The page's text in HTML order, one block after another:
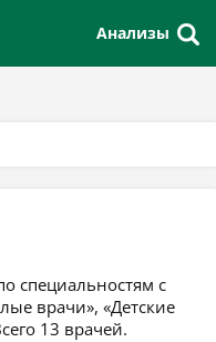
Анализы
специальностям с
врачи», «Детские
13 врачей.